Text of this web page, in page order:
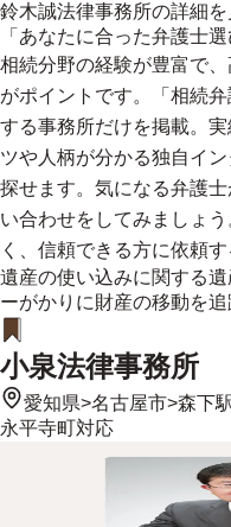
鈴木誠法律事務所の詳細を
「あなたに合った弁護士選
相続分野の経験が豊富で
がポイントです。「相続
する事務所だけを掲載。
ツや人柄が分かる独自イ
探せます。気になる弁護
い合わせをしてみましょ
く、信頼できる方に依頼
遺産の使い込みに関する
ーがかりに財産の移動を追
小泉法律事務所
愛知県>名古屋市>森下
永平寺町対応